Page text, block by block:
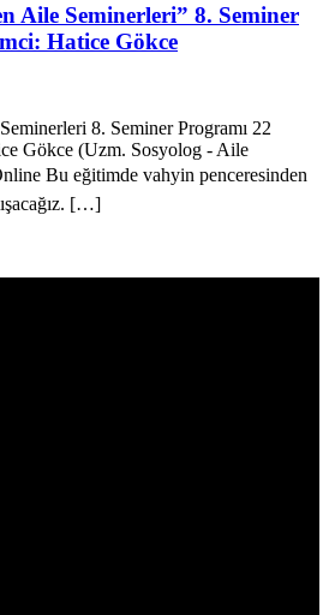
Aile Seminerleri” 8. Seminer
Hatice Gökce
8. Seminer Programı 22
Gökce (Uzm. Sosyolog - Aile
Bu eğitimde vahyin penceresinden
[…]